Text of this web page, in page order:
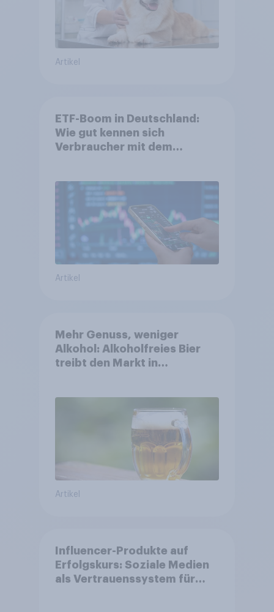
Artikel
ETF-Boom in Deutschland:
Wie gut kennen sich
Verbraucher mit dem
Artikel
Mehr Genuss, weniger
Alkohol: Alkoholfreies Bier
treibt den Markt in
Artikel
Influencer-Produkte auf
Erfolgskurs: Soziale Medien
als Vertrauenssystem für